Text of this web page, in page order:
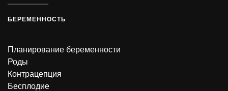
БЕРЕМЕННОСТЬ
Планирование беременности
Роды
Контрацепция
Бесплодие